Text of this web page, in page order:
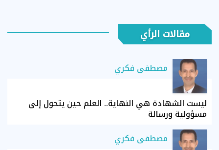
مقالات الرأي
مصطفى فكري
ليست الشهادة هي النهاية.. العلم حين يتحول إلى
مسؤولية ورسالة
مصطفى فكري